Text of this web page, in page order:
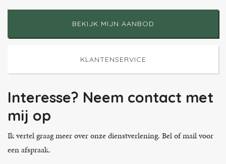
BEKIJK MIJN AANBOD
KLANTENSERVICE
Interesse? Neem contact met
mij op
Ik vertel graag meer over onze dienstverlening. Bel of mail voor
een afspraak.